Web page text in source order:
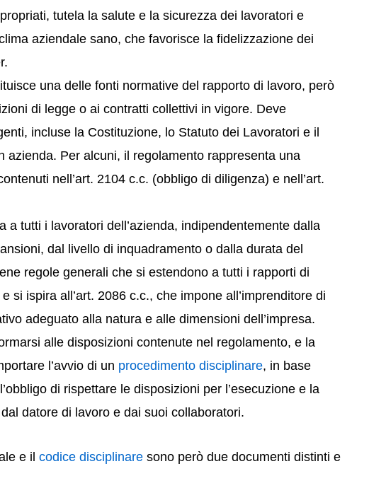
tutela la salute e la sicurezza dei lavoratori e
aziendale sano, che favorisce la fidelizzazione dei
una delle fonti normative del rapporto di lavoro, però
di legge o ai contratti collettivi in vigore. Deve
incluse la Costituzione, lo Statuto dei Lavoratori e il
azienda. Per alcuni, il regolamento rappresenta una
nell’art. 2104 c.c. (obbligo di diligenza) e nell’art.
a tutti i lavoratori dell’azienda, indipendentemente dalla
dal livello di inquadramento o dalla durata del
regole generali che si estendono a tutti i rapporti di
si ispira all’art. 2086 c.c., che impone all’imprenditore di
adeguato alla natura e alle dimensioni dell’impresa.
alle disposizioni contenute nel regolamento, e la
l’avvio di un procedimento disciplinare, in base
di rispettare le disposizioni per l’esecuzione e la
datore di lavoro e dai suoi collaboratori.
e il codice disciplinare sono però due documenti distinti e